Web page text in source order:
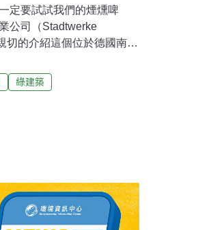
定要試試我們的煙燻啤
公司（Stadtwerke
切的介紹這個位於德國南部
邦巴多」（Bambados），
海島國巴貝多，一如其
含室內滑水道、多個游泳
綠建築